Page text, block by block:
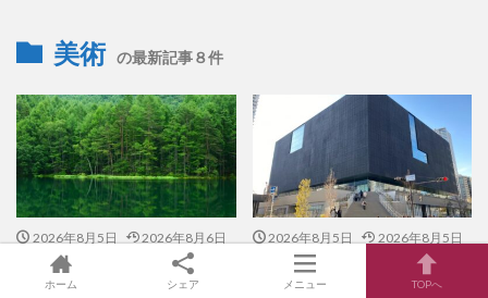
美術 の最新記事８件
2026年8月5日 2026年8月6日
東山魁夷展 2026-2027年開催
2026年8月5日 2026年8月5日
大阪中之島美術館が2027年度の展
覧会ラインナップを決定
ホーム シェア メニュー TOPへ